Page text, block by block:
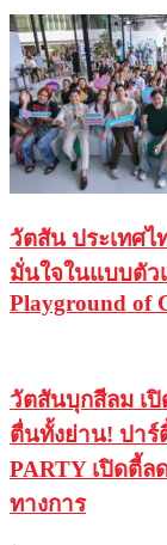
วัตสัน ประเทศ
มั่นใจในแบบตัว
Playground of
วัตสันบุกสีลม เ
ตื่นทั้งย่าน! ปา
PARTY เปิดตี้ล
ทางการ